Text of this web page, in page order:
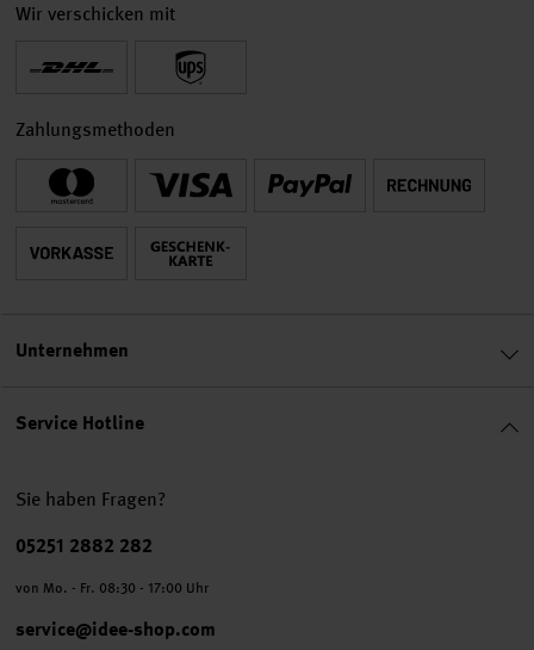
Service Hotline
Sie haben Fragen?
Telefonnummer
05251 2882 282
von Mo. - Fr. 08:30 - 17:00 Uhr
service@idee-shop.com
Wir verschicken mit
Zahlungsmethoden
Unternehmen